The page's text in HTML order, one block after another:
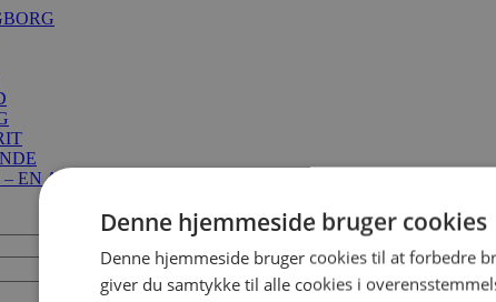
EN ANDERLEDES MÅDE AT LEGE PÅ
Denne hjemmeside bruger cookies
Denne hjemmeside bruger cookies til at forbedre
giver du samtykke til alle cookies i